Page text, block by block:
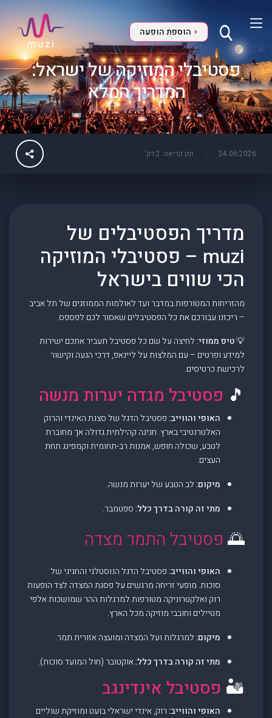
+ הוספת הופעה
פסטיבלי המוזיקה של ישראל:
המדריך המלא
24.06.2026 זמן קריאה: 2 דק'
מדריך הפסטיבלים של
muzi – פסטיבלי המוזיקה
הכי שווים בישראל
מהזריחות המטורפות במדבר ועד לאולמות הממוזגים של תל אביב
– ריכזנו עבורכם את כל הפסטיבלים שאסור לכם לפספס.
💡טיפ ממוזי:לחיצה על שם כל פסטיבל תעביר אתכם ישירות
למידע ופרטים – עם המלצות על ליינאפ, דרכי הגעה וקישור
לרכישת כרטיסים.
🎵 פסטיבל מגדה יערות מנשה
האופי והווייב:פסטיבל הדגל של סצנת האינדי והרוק
האלטרנטיבי בארץ. חגיגה קהילתית גדולה אך מחוברת
לטבע, שכולה חופש, אמנות רב-תחומית וקמפינג תחת
העצים.
מיקום:לב הטבע של יערות מנשה.
מתי זה קורה בדרך כלל:ספטמבר.
🌅 פסטיבל התמר מצדה
האופי והווייב:פסטיבל הדגל הנוסטלגי והחגיגי של
סוכות. מופעי זריחה מרגשים על פסגת המצדה לצד הופעות
רוק ואלקטרוניקה מטורפות למרגלות ההר שמושכות אלפי
מטיילים וחובבי מוזיקה מכל הארץ.
מיקום:למרגלות ועל המצדה ומועצה אזורית תמר.
מתי זה קורה בדרך כלל:אוקטובר (חול המועד סוכות).
🏜️ פסטיבל אינדינגב
האופי והווייב:רוק, אינדי ישראלי בועט ומוזיקת שוליים